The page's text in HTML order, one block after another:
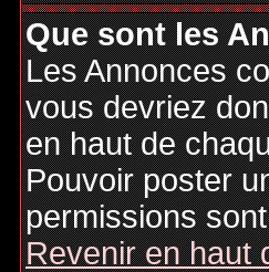
Que sont les
Les Annonces
vous devriez
en haut de
Pouvoir poster
permissions
Revenir en haut